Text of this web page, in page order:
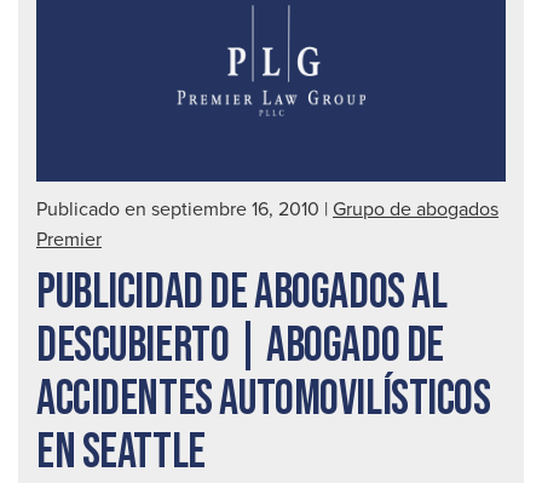
|
Publicado en septiembre 16, 2010 | Grupo de abogados
Premier
PUBLICIDAD DE ABOGADOS AL
DESCUBIERTO | ABOGADO DE
ACCIDENTES AUTOMOVILÍSTICOS
EN SEATTLE